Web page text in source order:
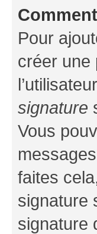
Pour
créer une
signature
Vous
faites
signature
signature